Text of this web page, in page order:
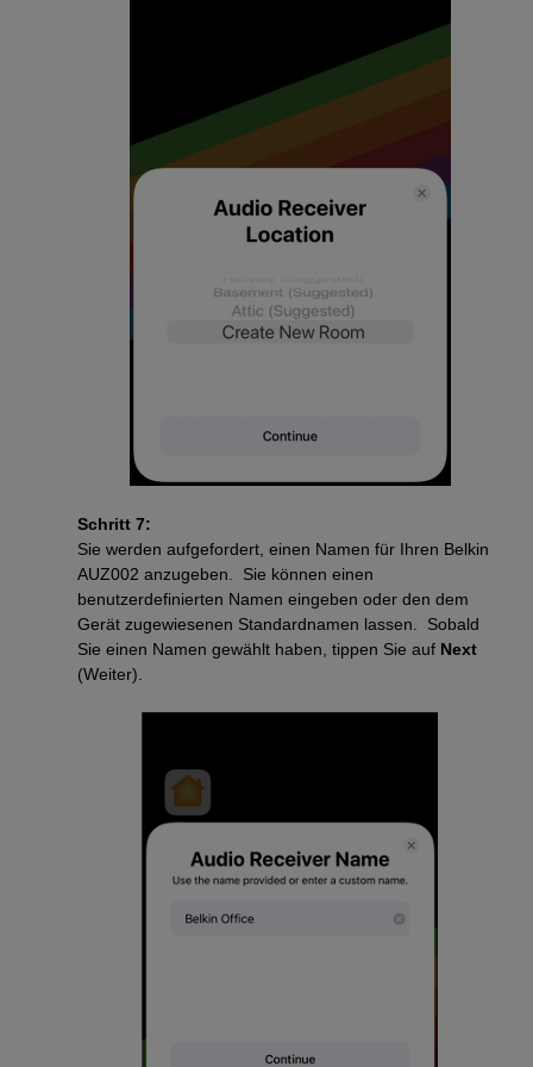
Schritt 7:
Sie werden aufgefordert, einen Namen für Ihren Belkin
AUZ002 anzugeben. Sie können einen
benutzerdefinierten Namen eingeben oder den dem
Gerät zugewiesenen Standardnamen lassen. Sobald
Sie einen Namen gewählt haben, tippen Sie auf Next
(Weiter).